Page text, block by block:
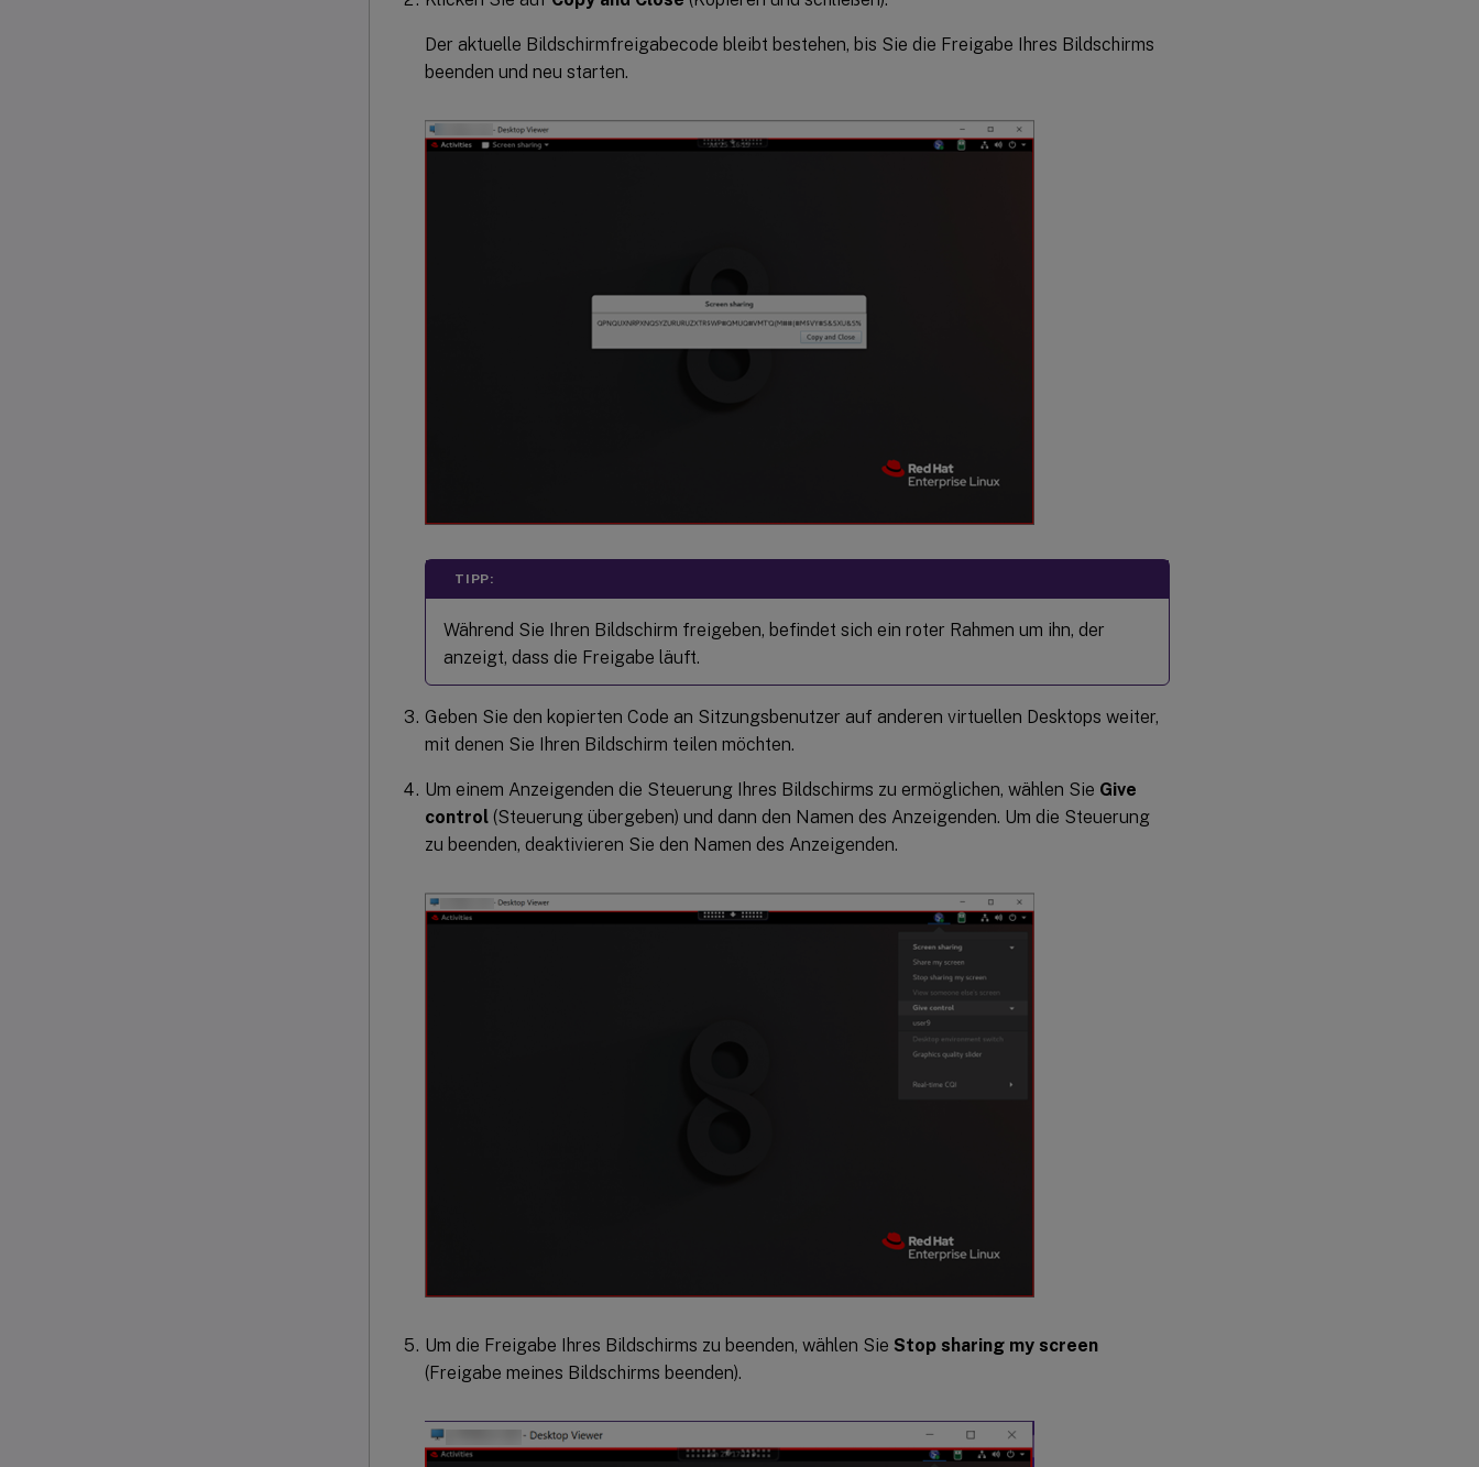
Der aktuelle Bildschirmfreigabecode bleibt bestehen, bis Sie die Freigabe Ihres Bildschirms
beenden und neu starten.
TIPP:
Während Sie Ihren Bildschirm freigeben, befindet sich ein roter Rahmen um ihn, der
anzeigt, dass die Freigabe läuft.
Geben Sie den kopierten Code an Sitzungsbenutzer auf anderen virtuellen Desktops weiter,
mit denen Sie Ihren Bildschirm teilen möchten.
Um einem Anzeigenden die Steuerung Ihres Bildschirms zu ermöglichen, wählen Sie Give
control (Steuerung übergeben) und dann den Namen des Anzeigenden. Um die Steuerung
zu beenden, deaktivieren Sie den Namen des Anzeigenden.
Um die Freigabe Ihres Bildschirms zu beenden, wählen Sie Stop sharing my screen
(Freigabe meines Bildschirms beenden).